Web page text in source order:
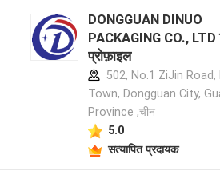
DONGGUAN DINUO
PACKAGING CO., LTD
प्रोफ़ाइल
502, No.1 ZiJin Road,
Town, Dongguan City,
Province ,चीन
5.0
सत्यापित प्रदायक